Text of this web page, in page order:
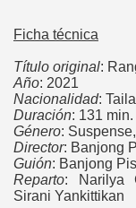
Ficha técnica
Título original:
Año: 2021
Nacionalidad:
Duración: 131 min.
Género:
Director: Banjong
Guión: Banjong
Reparto: Narilya
Sirani Yankittikan